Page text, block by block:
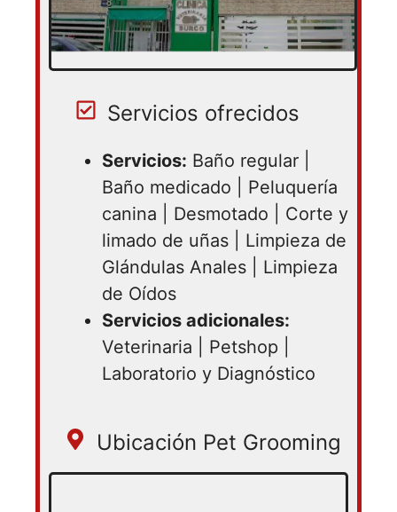
Servicios ofrecidos
Servicios: Baño regular |
Baño medicado | Peluquería
canina | Desmotado | Corte y
limado de uñas | Limpieza de
Glándulas Anales | Limpieza
de Oídos
Servicios adicionales:
Veterinaria | Petshop |
Laboratorio y Diagnóstico
Ubicación Pet Grooming